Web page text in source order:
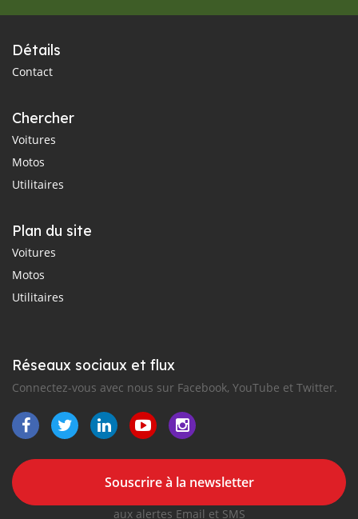
Détails
Contact
Chercher
Voitures
Motos
Utilitaires
Plan du site
Voitures
Motos
Utilitaires
Réseaux sociaux et flux
Connectez-vous avec nous sur Facebook, YouTube et Twitter.
Souscrire à la newsletter
aux alertes Email et SMS